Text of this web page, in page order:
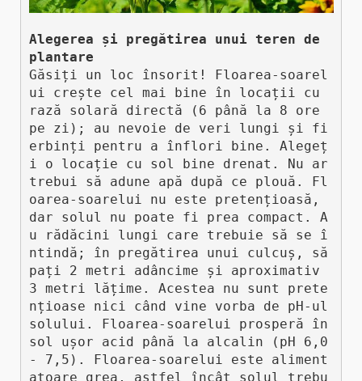
Alegerea și pregătirea unui teren de
plantare
Găsiți un loc însorit! Floarea-soarel
ui crește cel mai bine în locații cu
rază solară directă (6 până la 8 ore
pe zi); au nevoie de veri lungi și fi
erbinți pentru a înflori bine. Alegeț
i o locație cu sol bine drenat. Nu ar
trebui să adune apă după ce plouă. Fl
oarea-soarelui nu este pretențioasă,
dar solul nu poate fi prea compact. A
u rădăcini lungi care trebuie să se î
ntindă; în pregătirea unui culcuș, să
pați 2 metri adâncime și aproximativ
3 metri lățime. Acestea nu sunt prete
nțioase nici când vine vorba de pH-ul
solului. Floarea-soarelui prosperă în
sol ușor acid până la alcalin (pH 6,0
- 7,5). Floarea-soarelui este aliment
atoare grea, astfel încât solul trebu